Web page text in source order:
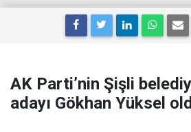
AK Parti’nin Şişli
adayı Gökhan Yüksel